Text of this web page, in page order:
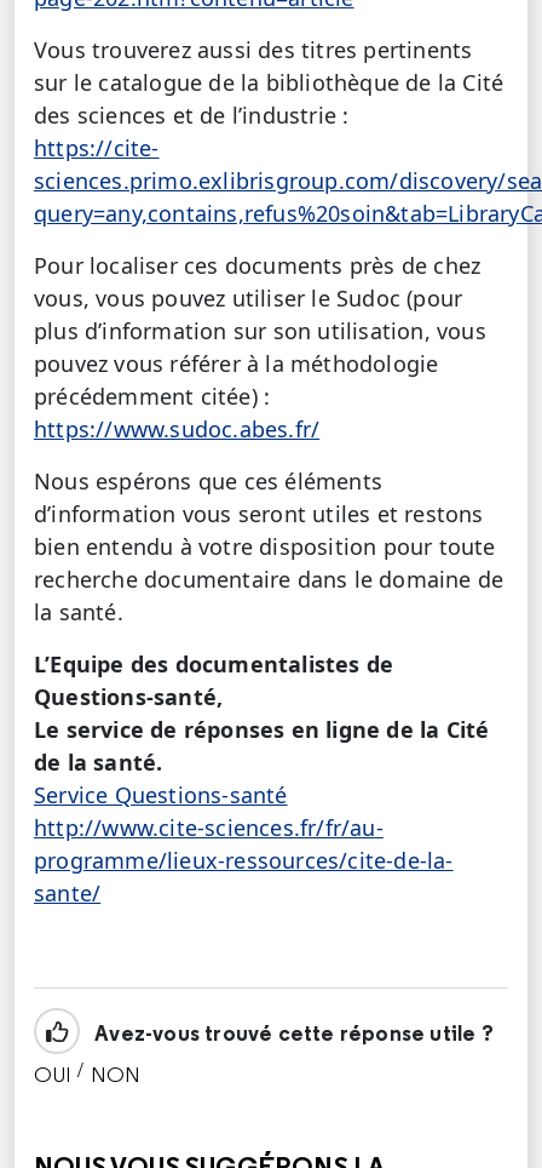
Vous trouverez aussi des titres pertinents
sur le catalogue de la bibliothèque de la Cité
des sciences et de l’industrie :
https://cite-
sciences.primo.exlibrisgroup.com/discovery/
Pour localiser ces documents près de chez
vous, vous pouvez utiliser le Sudoc (pour
plus d’information sur son utilisation, vous
pouvez vous référer à la méthodologie
précédemment citée) :
https://www.sudoc.abes.fr/
Nous espérons que ces éléments
d’information vous seront utiles et restons
bien entendu à votre disposition pour toute
recherche documentaire dans le domaine de
la santé.
L’Equipe des documentalistes de
Questions-santé,
Le service de réponses en ligne de la Cité
de la santé.
Service Questions-santé
http://www.cite-sciences.fr/fr/au-
programme/lieux-ressources/cite-de-la-
sante/
Avez-vous trouvé cette réponse utile ?
OUI / NON